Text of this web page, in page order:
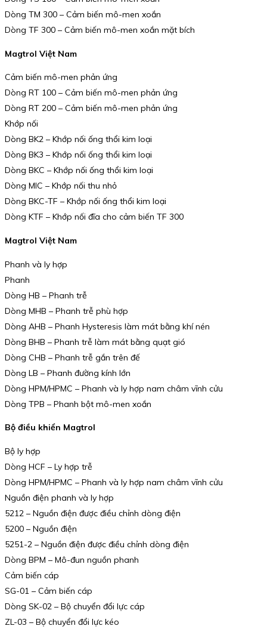
Dòng TM 300 – Cảm biến mô-men xoắn
Dòng TF 300 – Cảm biến mô-men xoắn mặt bích
Magtrol Việt Nam
Cảm biến mô-men phản ứng
Dòng RT 100 – Cảm biến mô-men phản ứng
Dòng RT 200 – Cảm biến mô-men phản ứng
Khớp nối
Dòng BK2 – Khớp nối ống thổi kim loại
Dòng BK3 – Khớp nối ống thổi kim loại
Dòng BKC – Khớp nối ống thổi kim loại
Dòng MIC – Khớp nối thu nhỏ
Dòng BKC-TF – Khớp nối ống thổi kim loại
Dòng KTF – Khớp nối đĩa cho cảm biến TF 300
Magtrol Việt Nam
Phanh và ly hợp
Phanh
Dòng HB – Phanh trễ
Dòng MHB – Phanh trễ phù hợp
Dòng AHB – Phanh Hysteresis làm mát bằng khí nén
Dòng BHB – Phanh trễ làm mát bằng quạt gió
Dòng CHB – Phanh trễ gắn trên đế
Dòng LB – Phanh đường kính lớn
Dòng HPM/HPMC – Phanh và ly hợp nam châm vĩnh cửu
Dòng TPB – Phanh bột mô-men xoắn
Bộ điều khiển Magtrol
Bộ ly hợp
Dòng HCF – Ly hợp trễ
Dòng HPM/HPMC – Phanh và ly hợp nam châm vĩnh cửu
Nguồn điện phanh và ly hợp
5212 – Nguồn điện được điều chỉnh dòng điện
5200 – Nguồn điện
5251-2 – Nguồn điện được điều chỉnh dòng điện
Dòng BPM – Mô-đun nguồn phanh
Cảm biến cáp
SG-01 – Cảm biến cáp
Dòng SK-02 – Bộ chuyển đổi lực cáp
ZL-03 – Bộ chuyển đổi lực kéo